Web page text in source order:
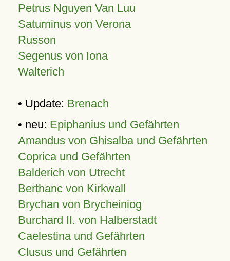
Petrus Nguyen Van Luu
Saturninus von Verona
Russon
Segenus von Iona
Walterich
• Update: Brenach
• neu: Epiphanius und Gefährten
Amandus von Ghisalba und Gefährten
Coprica und Gefährten
Balderich von Utrecht
Berthanc von Kirkwall
Brychan von Brycheiniog
Burchard II. von Halberstadt
Caelestina und Gefährten
Clusus und Gefährten